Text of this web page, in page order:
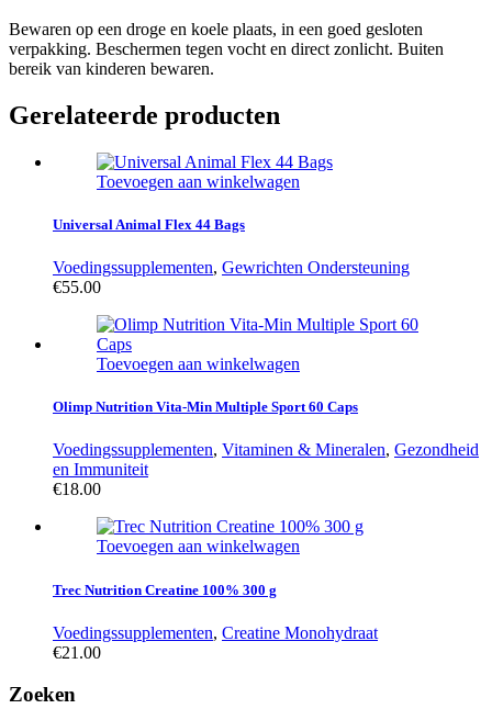
Bewaren op een droge en koele plaats, in een goed gesloten
verpakking. Beschermen tegen vocht en direct zonlicht. Buiten
bereik van kinderen bewaren.
Gerelateerde producten
Toevoegen aan winkelwagen
Universal Animal Flex 44 Bags
Voedingssupplementen, Gewrichten Ondersteuning
€55.00
Toevoegen aan winkelwagen
Olimp Nutrition Vita-Min Multiple Sport 60 Caps
Voedingssupplementen, Vitaminen & Mineralen, Gezondheid
en Immuniteit
€18.00
Toevoegen aan winkelwagen
Trec Nutrition Creatine 100% 300 g
Voedingssupplementen, Creatine Monohydraat
€21.00
Zoeken